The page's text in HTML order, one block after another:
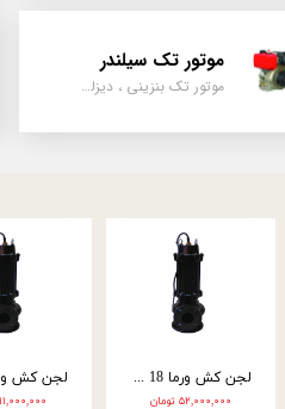
موتور تک سیلندر
موتور تک بنزینی ، دیزلی، کارتینگی ، تیلری
۲۳,۶۰۰,۰۰۰
موتور پمپ میوتا 3 اینچ بنزینی مدل Mu03
۲۰,۸۰۰,۰۰۰ تومان